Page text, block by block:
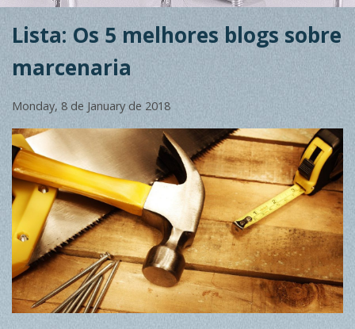
Lista: Os 5 melhores blogs sobre
marcenaria
Monday, 8 de January de 2018